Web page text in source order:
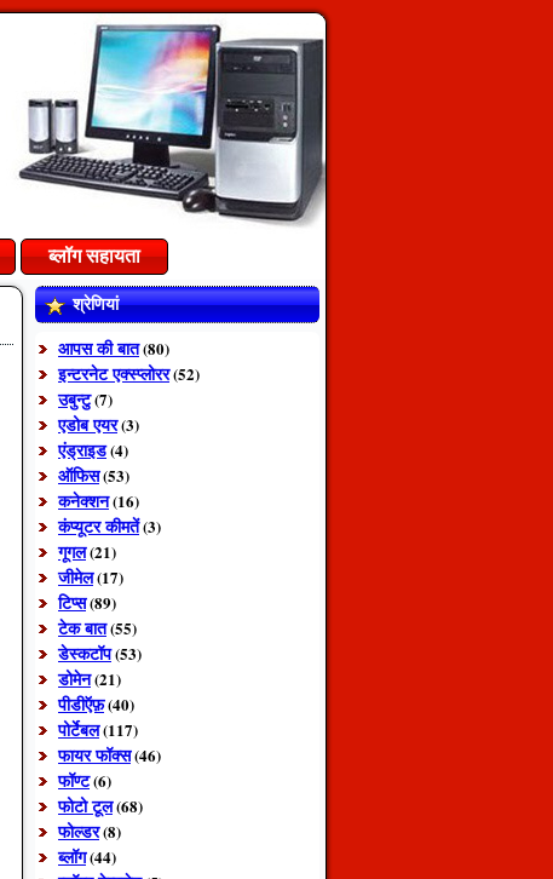
ब्लॉग सहायता
श्रेणियां
आपस की बात(80)
इन्टरनेट एक्स्प्लोरर(52)
उबुन्टु(7)
एडोब एयर(3)
एंड्राइड(4)
ऑफिस(53)
कनेक्शन(16)
कंप्यूटर कीमतें(3)
गूगल(21)
जीमेल(17)
टिप्स(89)
टेक बात(55)
डेस्कटॉप(53)
डोमेन(21)
पीडीऍफ़(40)
पोर्टेबल(117)
फायर फॉक्स(46)
फॉण्ट(6)
फोटो टूल(68)
फोल्डर(8)
ब्लॉग(44)